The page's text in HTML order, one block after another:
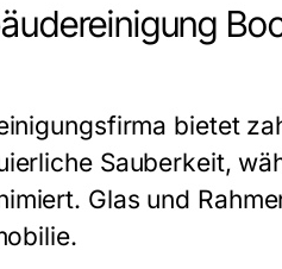
bietet
Sauberkeit,
Glas und